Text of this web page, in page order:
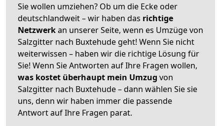
Sie wollen umziehen? Ob um die Ecke oder
deutschlandweit – wir haben das richtige
Netzwerkan unserer Seite, wenn es Umzüge von
Salzgitter nach Buxtehude geht! Wenn Sie nicht
weiterwissen – haben wir die richtige Lösung für
Sie! Wenn Sie Antworten auf Ihre Fragen wollen,
was kostet überhaupt mein Umzug von
Salzgitter nach Buxtehude – dann wählen Sie sie
uns, denn wir haben immer die passende
Antwort auf Ihre Fragen parat.